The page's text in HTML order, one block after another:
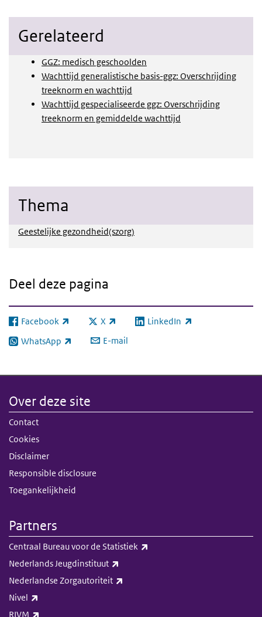
Gerelateerd
GGZ: medisch geschoolden
Wachttijd generalistische basis-ggz: Overschrijding
treeknorm en wachttijd
Wachttijd gespecialiseerde ggz: Overschrijding
treeknorm en gemiddelde wachttijd
Thema
Geestelijke gezondheid(szorg)
Deel deze pagina
Facebook
(externe link) X
(externe link) LinkedIn
(externe link)
WhatsApp
(externe link) E-mail
Over deze site
Contact
Cookies
Disclaimer
Responsible disclosure
Toegankelijkheid
Partners
Centraal Bureau voor de Statistiek
Nederlands Jeugdinstituut
Nederlandse Zorgautoriteit
Nivel
RIVM